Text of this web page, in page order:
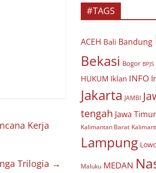
Kerja
Trilogia →
#TAGS
ACEH Bali Bandung
Bekasi Bogor BPJS
HUKUM Iklan INFO
Jakarta JAMBI
tengah Jawa Timur
Kalimantan Barat
Lampung
Maluku MEDAN